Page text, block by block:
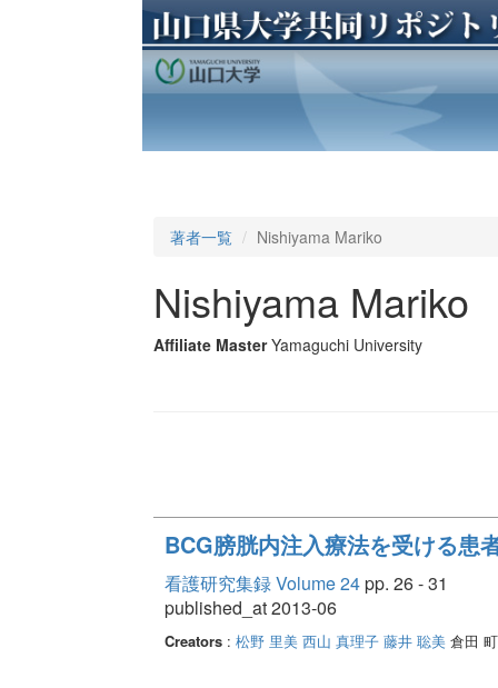
著者一覧 Nishiyama Mariko
Nishiyama Mariko
Affiliate Master Yamaguchi University
BCG膀胱内注入療法を受ける患
看護研究集録 Volume 24pp. 26 - 31
published_at 2013-06
Creators: 松野 里美 西山 真理子 藤井 聡美倉田